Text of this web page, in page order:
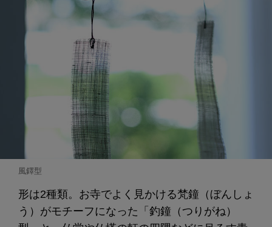
風鐸型
形は2種類。お寺でよく見かける梵鐘（ぼんしょ
う）がモチーフになった「釣鐘（つりがね）